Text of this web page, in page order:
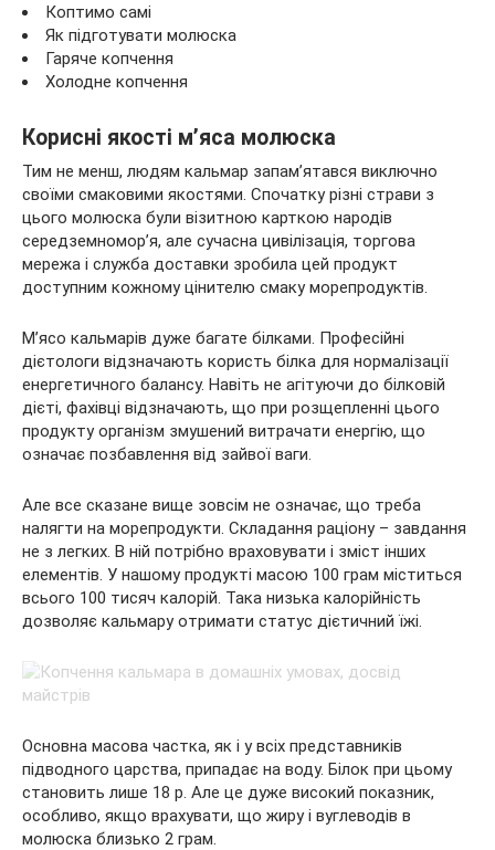
Коптимо самі
Як підготувати молюска
Гаряче копчення
Холодне копчення
Корисні якості м’яса молюска
Тим не менш, людям кальмар запам’ятався виключно
своїми смаковими якостями. Спочатку різні страви з
цього молюска були візитною карткою народів
середземномор’я, але сучасна цивілізація, торгова
мережа і служба доставки зробила цей продукт
доступним кожному цінителю смаку морепродуктів.
М’ясо кальмарів дуже багате білками. Професійні
дієтологи відзначають користь білка для нормалізації
енергетичного балансу. Навіть не агітуючи до білковій
дієті, фахівці відзначають, що при розщепленні цього
продукту організм змушений витрачати енергію, що
означає позбавлення від зайвої ваги.
Але все сказане вище зовсім не означає, що треба
налягти на морепродукти. Складання раціону – завдання
не з легких. В ній потрібно враховувати і зміст інших
елементів. У нашому продукті масою 100 грам міститься
всього 100 тисяч калорій. Така низька калорійність
дозволяє кальмару отримати статус дієтичний їжі.
Основна масова частка, як і у всіх представників
підводного царства, припадає на воду. Білок при цьому
становить лише 18 р. Але це дуже високий показник,
особливо, якщо врахувати, що жиру і вуглеводів в
молюска близько 2 грам.